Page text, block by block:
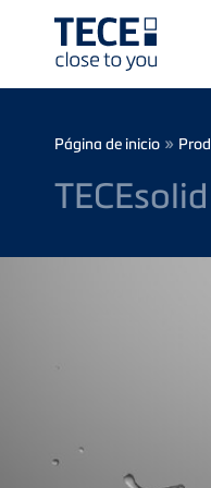
1
Página de inicio »